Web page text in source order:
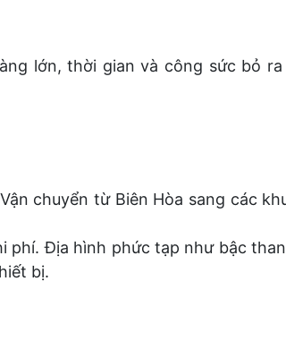
lớn, thời gian và công sức bỏ
chuyển từ Biên Hòa sang các
phí. Địa hình phức tạp như bậc
bị.